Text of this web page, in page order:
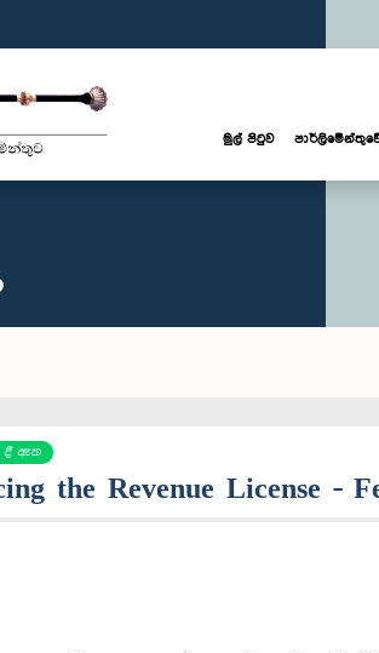
මුල් පිටුව
දී ඇත
the Revenue License -